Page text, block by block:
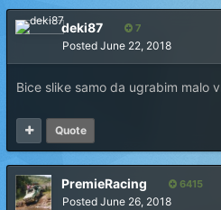
deki87 7
Posted June 22, 2018
Bice slike samo da ugrabim malo
Quote
PremieRacing 6415
Posted June 26, 2018